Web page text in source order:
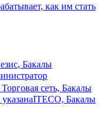
как им стать
Бакалы
сеть, Бакалы
ITECO, Бакалы